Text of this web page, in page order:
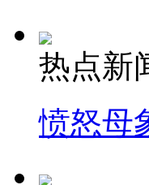
热点新
愤怒母